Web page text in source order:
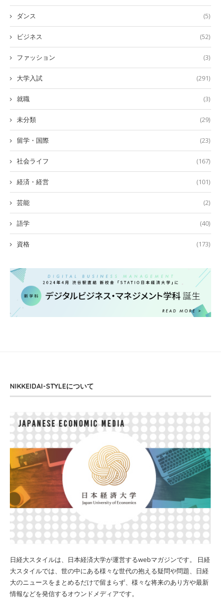
ダンス (5)
ビジネス (52)
ファッション (3)
大学入試 (291)
就職 (3)
未分類 (29)
留学・国際 (23)
社会ライフ (167)
経済・経営 (101)
芸能 (2)
語学 (40)
資格 (173)
NIKKEIDAI-STYLEについて
日経大スタイルは、日本経済大学が運営するwebマガジンです。 日経
大スタイルでは、世の中にある様々な世代の抱える疑問や問題、日経
大のニュースをまとめるだけで留まらず、様々な将来のあり方や最新
情報などを発信するオウンドメディアです。